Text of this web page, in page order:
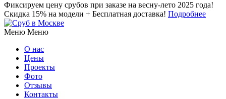
Фиксируем цену срубов при заказе на весну-лето 2025 года!
Скидка 15% на модели + Бесплатная доставка! Подробнее
Меню Меню
О нас
Цены
Проекты
Фото
Отзывы
Контакты